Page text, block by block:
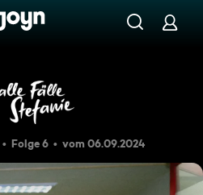
Missklänge
Folge 6 vom 06.09.2024